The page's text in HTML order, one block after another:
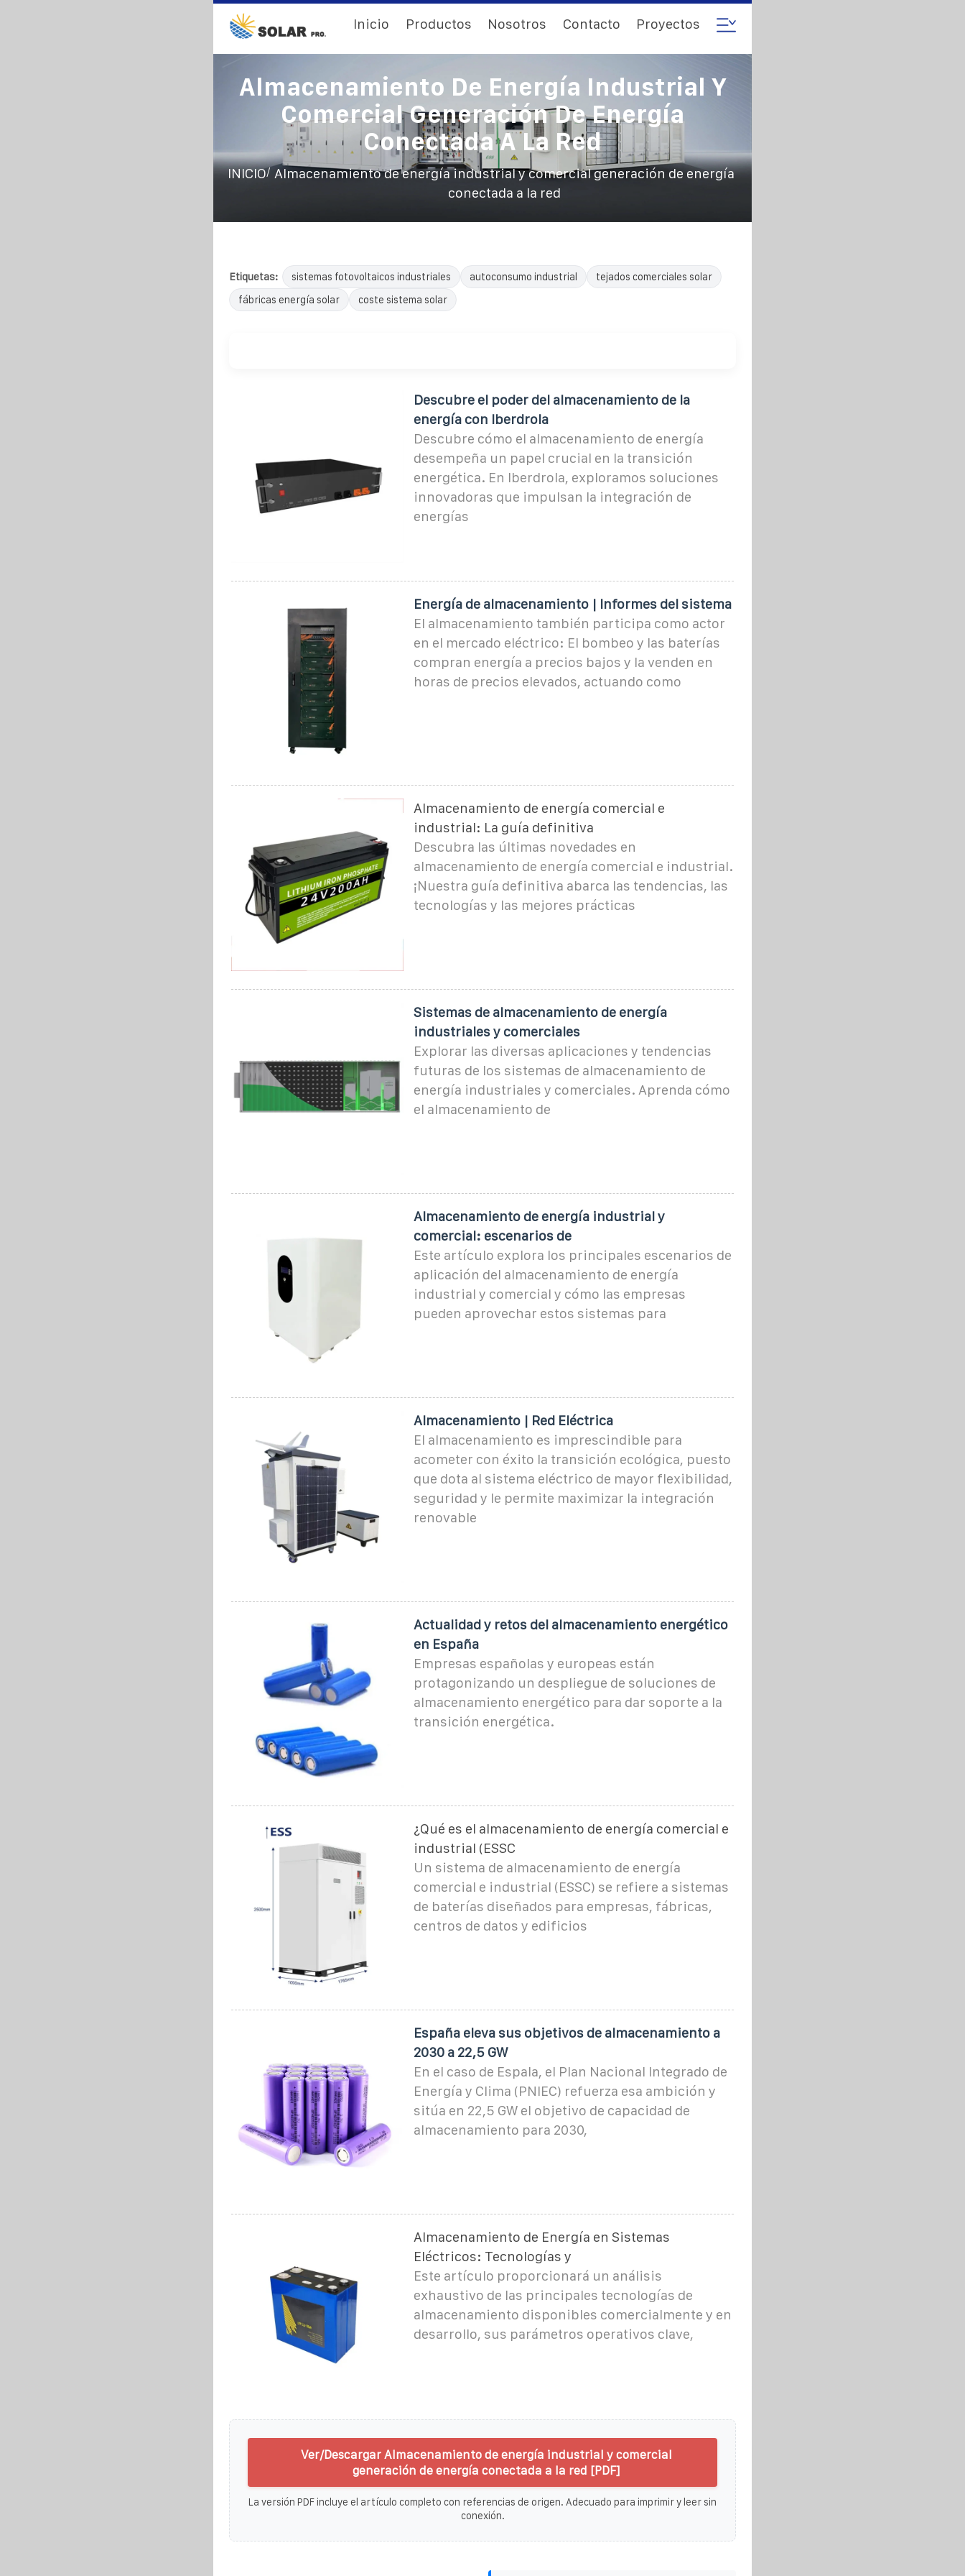
Inicio Productos Nosotros Contacto Proyectos
Almacenamiento De Energía Industrial Y
Comercial Generación De Energía
Conectada A La Red
INICIO/ Almacenamiento de energía industrial y comercial generación de energía
conectada a la red
Etiquetas: sistemas fotovoltaicos industriales autoconsumo industrial
tejados comerciales solar
fábricas energía solar
coste sistema solar
Descubre el poder del almacenamiento de la
energía con Iberdrola
Descubre cómo el almacenamiento de energía
desempeña un papel crucial en la transición
energética. En Iberdrola, exploramos soluciones
innovadoras que impulsan la integración de
energías
Energía de almacenamiento | Informes del sistema
El almacenamiento también participa como actor
en el mercado eléctrico: El bombeo y las baterías
compran energía a precios bajos y la venden en
horas de precios elevados, actuando como
Almacenamiento de energía comercial e
industrial: La guía definitiva
Descubra las últimas novedades en
almacenamiento de energía comercial e industrial.
¡Nuestra guía definitiva abarca las tendencias, las
tecnologías y las mejores prácticas
Sistemas de almacenamiento de energía
industriales y comerciales
Explorar las diversas aplicaciones y tendencias
futuras de los sistemas de almacenamiento de
energía industriales y comerciales. Aprenda cómo
el almacenamiento de
Almacenamiento de energía industrial y
comercial: escenarios de
Este artículo explora los principales escenarios de
aplicación del almacenamiento de energía
industrial y comercial y cómo las empresas
pueden aprovechar estos sistemas para
Almacenamiento | Red Eléctrica
El almacenamiento es imprescindible para
acometer con éxito la transición ecológica, puesto
que dota al sistema eléctrico de mayor flexibilidad,
seguridad y le permite maximizar la integración
renovable
Actualidad y retos del almacenamiento energético
en España
Empresas españolas y europeas están
protagonizando un despliegue de soluciones de
almacenamiento energético para dar soporte a la
transición energética.
¿Qué es el almacenamiento de energía comercial e
industrial (ESSC
Un sistema de almacenamiento de energía
comercial e industrial (ESSC) se refiere a sistemas
de baterías diseñados para empresas, fábricas,
centros de datos y edificios
España eleva sus objetivos de almacenamiento a
2030 a 22,5 GW
En el caso de Espala, el Plan Nacional Integrado de
Energía y Clima (PNIEC) refuerza esa ambición y
sitúa en 22,5 GW el objetivo de capacidad de
almacenamiento para 2030,
Almacenamiento de Energía en Sistemas
Eléctricos: Tecnologías y
Este artículo proporcionará un análisis
exhaustivo de las principales tecnologías de
almacenamiento disponibles comercialmente y en
desarrollo, sus parámetros operativos clave,
Ver/Descargar Almacenamiento de energía industrial y comercial
generación de energía conectada a la red [PDF]
La versión PDF incluye el artículo completo con referencias de origen. Adecuado para imprimir y leer sin
conexión.